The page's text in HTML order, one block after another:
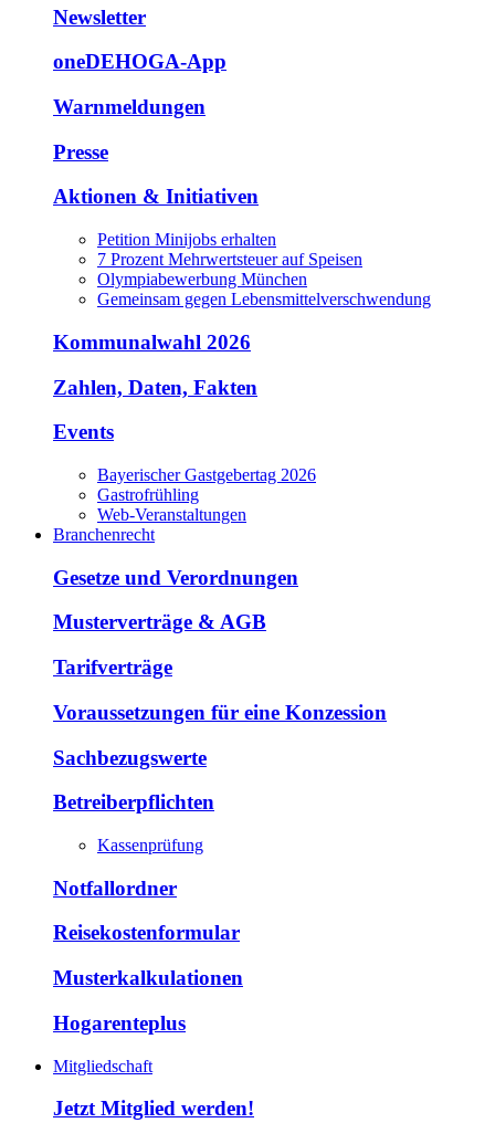
Newsletter
oneDEHOGA-App
Warnmeldungen
Presse
Aktionen & Initiativen
Petition Minijobs erhalten
7 Prozent Mehrwertsteuer auf Speisen
Olympiabewerbung München
Gemeinsam gegen Lebensmittelverschwendung
Kommunalwahl 2026
Zahlen, Daten, Fakten
Events
Bayerischer Gastgebertag 2026
Gastrofrühling
Web-Veranstaltungen
Branchenrecht
Gesetze und Verordnungen
Musterverträge & AGB
Tarifverträge
Voraussetzungen für eine Konzession
Sachbezugswerte
Betreiberpflichten
Kassenprüfung
Notfallordner
Reisekostenformular
Musterkalkulationen
Hogarenteplus
Mitgliedschaft
Jetzt Mitglied werden!